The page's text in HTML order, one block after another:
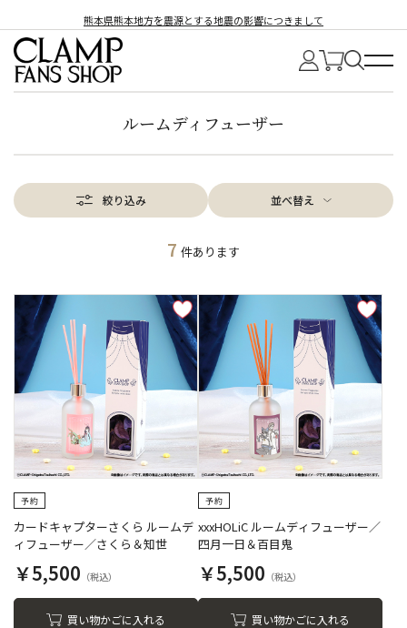
熊本県熊本地方を震源とする地震の影響につきまして
ルームディフューザー
絞り込み 並べ替え
7 件あります
カードキャプターさくら ルームデ
ィフューザー／さくら＆知世
￥5,500
買い物かごに入れる
xxxHOLiC ルームディフューザー／
四月一日＆百目鬼
￥5,500
買い物かごに入れる